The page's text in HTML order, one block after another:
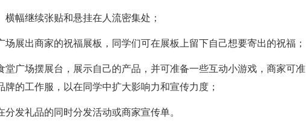
继续张贴和悬挂在人流密集处；
出商家的祝福展板，同学们可在展板上留下自己想要寄出的祝福；
场摆展台，展示自己的产品，并可准备一些互动小游戏，商家可准
的工作服，以在同学中扩大影响力和宣传力度；
礼品的同时分发活动或商家宣传单。